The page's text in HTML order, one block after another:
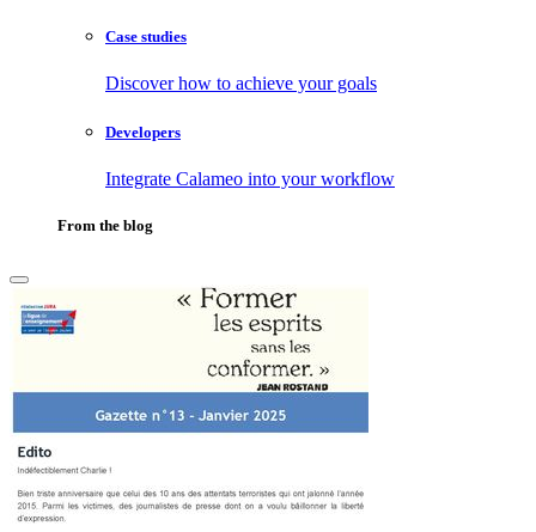
Case studies
Discover how to achieve your goals
Developers
Integrate Calameo into your workflow
From the blog